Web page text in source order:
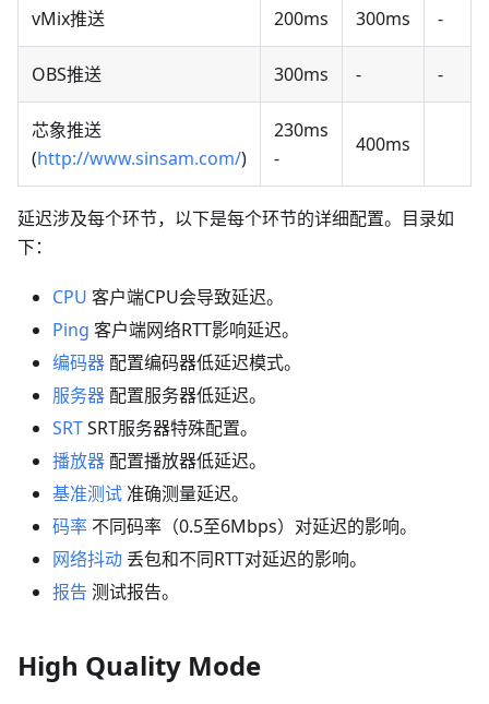
vMix推送 200ms 300ms -
OBS推送 300ms - -
芯象推送
(http://www.sinsam.com/)
230ms
-
400ms
延迟涉及每个环节，以下是每个环节的详细配置。目录如
下：
CPU 客户端CPU会导致延迟。
Ping 客户端网络RTT影响延迟。
编码器 配置编码器低延迟模式。
服务器 配置服务器低延迟。
SRTSRT服务器特殊配置。
播放器 配置播放器低延迟。
基准测试 准确测量延迟。
码率 不同码率（0.5至6Mbps）对延迟的影响。
网络抖动 丢包和不同RTT对延迟的影响。
报告 测试报告。
High Quality Mode